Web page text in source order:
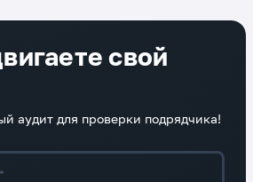
свой
аудит для проверки подрядчика!